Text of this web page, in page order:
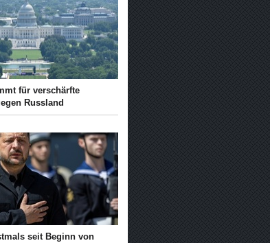
für verschärfte
Russland
seit Beginn von